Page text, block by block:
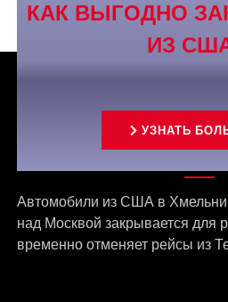
КАК ВЫГОДНО
ИЗ
УЗНАТЬ
Связаться с нами
Автомобили из США в
над Москвой закрывается для
временно отменяет рейсы из